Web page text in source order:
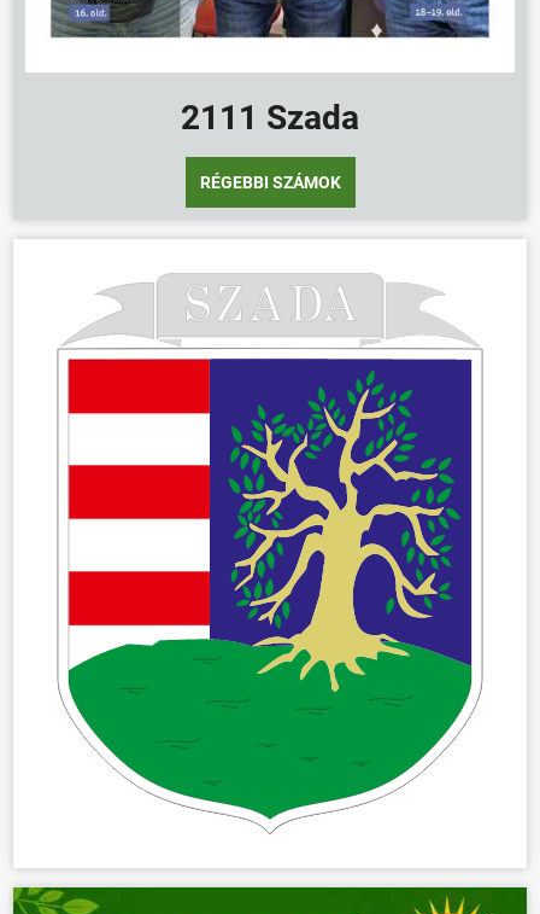
2111 Szada
RÉGEBBI SZÁMOK